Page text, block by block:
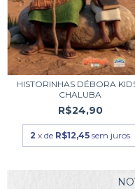
HISTORINHAS DÉBORA
CHALUBA
R$24,90
2 x de R$12,45 sem juros